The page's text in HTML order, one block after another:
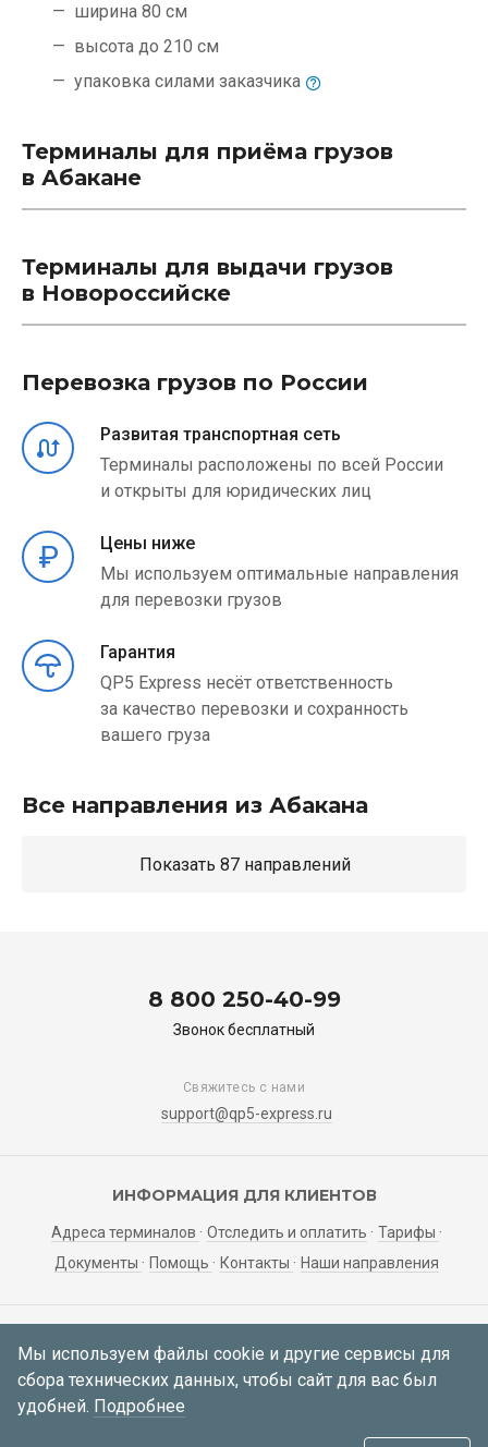
ширина 80 см
высота до 210 см
упаковка силами заказчика
Терминалы для приёма грузов
в Абакане
Терминалы для выдачи грузов
в Новороссийске
Перевозка грузов по России
Развитая транспортная сеть
Терминалы расположены по всей России
и открыты для юридических лиц
Цены ниже
Мы используем оптимальные направления
для перевозки грузов
Гарантия
QP5 Express несёт ответственность
за качество перевозки и сохранность
вашего груза
Все направления из Абакана
Показать 87 направлений
8 800 250-40-99
Звонок бесплатный
Свяжитесь с нами
support@qp5-express.ru
ИНФОРМАЦИЯ ДЛЯ КЛИЕНТОВ
Адреса терминалов Отследить и оплатить
Тарифы
Документы
Помощь Контакты Наши направления
ЛИЧНЫЙ КАБИНЕТ
Мои заявки Регистрация Вход
Мы используем файлы cookie и другие сервисы для
сбора технических данных, чтобы сайт для вас был
удобней. Подробнее